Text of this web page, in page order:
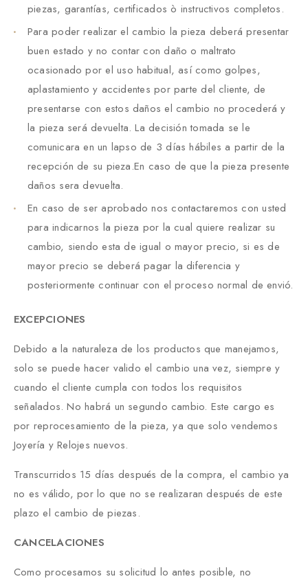
piezas, garantías, certificados ò instructivos completos.
Para poder realizar el cambio la pieza deberá presentar
buen estado y no contar con daño o maltrato
ocasionado por el uso habitual, así como golpes,
aplastamiento y accidentes por parte del cliente, de
presentarse con estos daños el cambio no procederá y
la pieza será devuelta. La decisión tomada se le
comunicara en un lapso de 3 días hábiles a partir de la
recepción de su pieza.En caso de que la pieza presente
daños sera devuelta.
En caso de ser aprobado nos contactaremos con usted
para indicarnos la pieza por la cual quiere realizar su
cambio, siendo esta de igual o mayor precio, si es de
mayor precio se deberá pagar la diferencia y
posteriormente continuar con el proceso normal de envió.
EXCEPCIONES
Debido a la naturaleza de los productos que manejamos,
solo se puede hacer valido el cambio una vez, siempre y
cuando el cliente cumpla con todos los requisitos
señalados. No habrá un segundo cambio. Este cargo es
por reprocesamiento de la pieza, ya que solo vendemos
Joyería y Relojes nuevos.
Transcurridos 15 días después de la compra, el cambio ya
no es válido, por lo que no se realizaran después de este
plazo el cambio de piezas.
CANCELACIONES
Como procesamos su solicitud lo antes posible, no